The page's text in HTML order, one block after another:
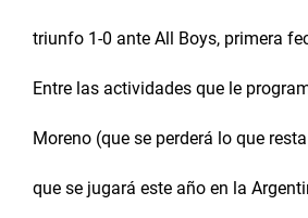
triunfo 1-0 ante All Boys, primera
Entre las actividades que le
Moreno (que se perderá lo que
que se jugará este año en la